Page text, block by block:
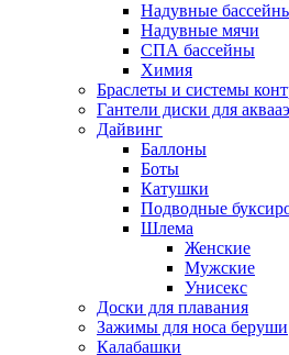
Надувные
Надувные мячи
СПА бассейны
Химия
Браслеты и системы
Гантели диски для
Дайвинг
Баллоны
Боты
Катушки
Подводные
Шлема
Женские
Мужские
Унисекс
Доски для плавания
Зажимы для носа беруши
Калабашки